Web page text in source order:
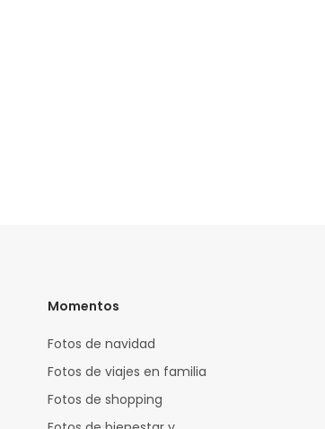
Momentos
Fotos de navidad
Fotos de viajes en familia
Fotos de shopping